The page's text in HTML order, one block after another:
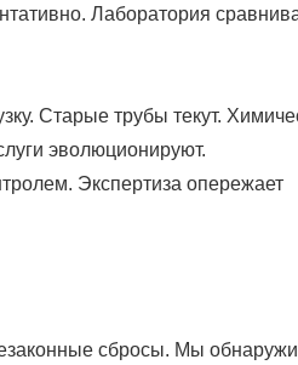
Лаборатория
Старые трубы текут.
эволюционируют.
Экспертиза опережает
сбросы. Мы